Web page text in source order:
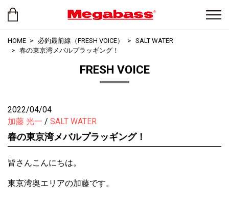
HOME 必釣最前線（FRESH VOICE）
SALT WATER
春の東京湾メバルプラッギング！
FRESH VOICE
2022/04/04
加藤 光一
SALT WATER
春の東京湾メバルプラッギング！
皆さんこんにちは。
東京湾奥エリアの加藤です。